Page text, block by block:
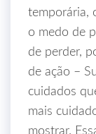
temporária,
o medo de
de perder,
de ação –
cuidados
mais
mostrar.